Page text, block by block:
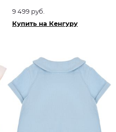
9 499 руб.
Купить на Кенгуру